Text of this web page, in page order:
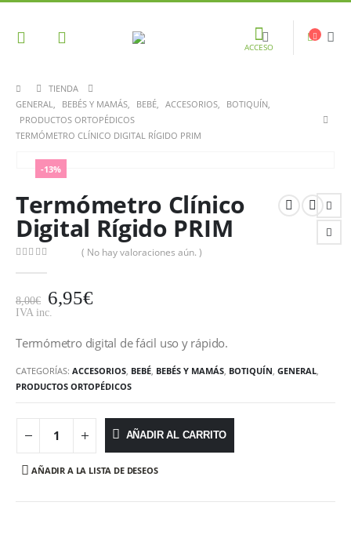
ACCESO
TIENDA
GENERAL, BEBÉS Y MAMÁS, BEBÉ, ACCESORIOS, BOTIQUÍN,
PRODUCTOS ORTOPÉDICOS
TERMÓMETRO CLÍNICO DIGITAL RÍGIDO PRIM
-13%
Termómetro Clínico
Digital Rígido PRIM
( No hay valoraciones aún. )
8,00€ 6,95€
IVA inc.
Termómetro digital de fácil uso y rápido.
CATEGORÍAS: ACCESORIOS, BEBÉ, BEBÉS Y MAMÁS, BOTIQUÍN, GENERAL,
PRODUCTOS ORTOPÉDICOS
AÑADIR AL CARRITO
AÑADIR A LA LISTA DE DESEOS